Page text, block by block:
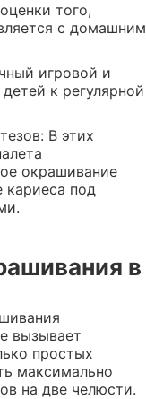
того,
с домашним
игровой и
к регулярной
В этих
окрашивание
кариеса под
в
вызывает
простых
максимально
на две челюсти.